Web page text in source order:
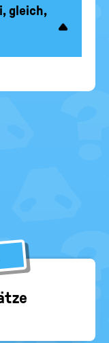
gleich,